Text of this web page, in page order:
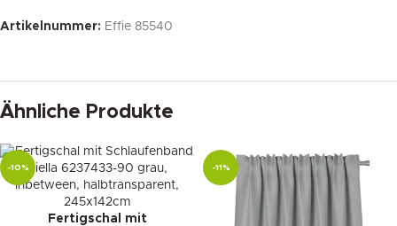
Artikelnummer: Effie 85540
Ähnliche Produkte
-10%
Fertigschal mit
-11%